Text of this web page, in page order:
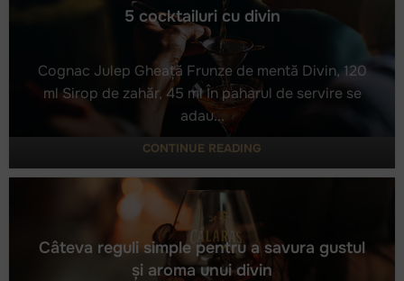
5 cocktailuri cu divin
5 cocktailuri cu divin
Cognac Julep Gheață Frunze de mentă Divin, 120
ml Sirop de zahăr, 45 ml În paharul de servire se
adau...
CONTINUE READING
Câteva reguli simple pentru a savura gustul
și aroma unui divin